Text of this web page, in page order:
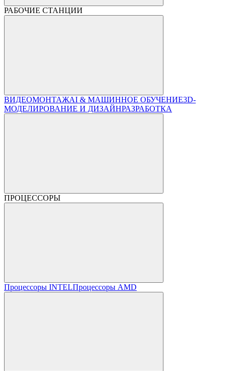
РАБОЧИЕ СТАНЦИИ
ВИДЕОМОНТАЖAI & МАШИННОЕ ОБУЧЕНИЕ3D-
МОДЕЛИРОВАНИЕ И ДИЗАЙНРАЗРАБОТКА
ПРОЦЕССОРЫ
Процессоры INTELПроцессоры AMD